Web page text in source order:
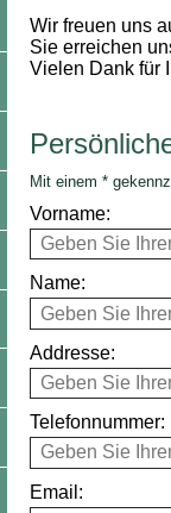
Wir freuen uns
Sie erreichen
Vielen Dank für
Mit einem *
Vorname:
Name:
Addresse:
Telefonnummer:
Email: